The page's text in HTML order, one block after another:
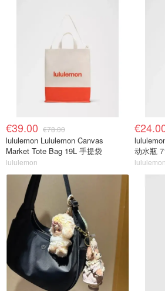
€39.00 €78.00
lululemon Lululemon Canvas
Market Tote Bag 19L 手提袋
lululemon
动水瓶
lululemon